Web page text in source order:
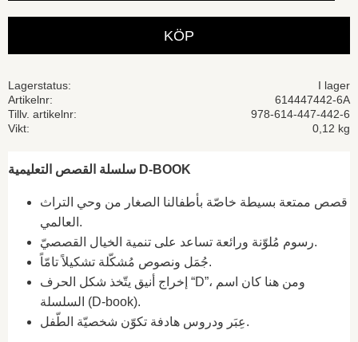
KÖP
Lagerstatus
I lager
Artikelnr
614447442-6A
Tillv. artikelnr
978-614-447-442-6
Vikt
0,12 kg
سلسلة القصص التعليمية D-BOOK
قصص ممتعة بسيطة خاصّة بأطفالنا الصغار من وحي التراث
العالمي.
رسوم مُلوّنة ورائعة تساعد على تنمية الخيال القصصيّ.
جُمَل ونصوص مُشكّلة تشكيلاً تامّاً.
إخراج أنيق يتّخذ شكل الحرف “D”، ومن هنا كان اسم
السلسلة (D-book).
عِبَر ودروس هادفة تكوّن شخصيّة الطّفل.